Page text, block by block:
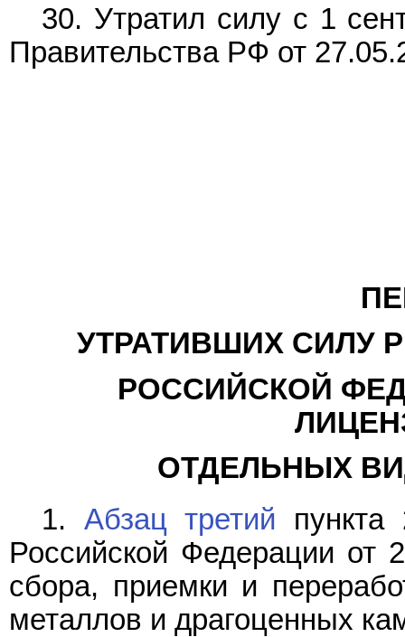
30. Утратил силу с 1
Правительства РФ от
УТРАТИВШИХ СИЛУ
РОССИЙСКОЙ
ОТДЕЛЬНЫХ
1. Абзац третий пункта
Российской Федерации от
сбора, приемки и
металлов и драгоценных